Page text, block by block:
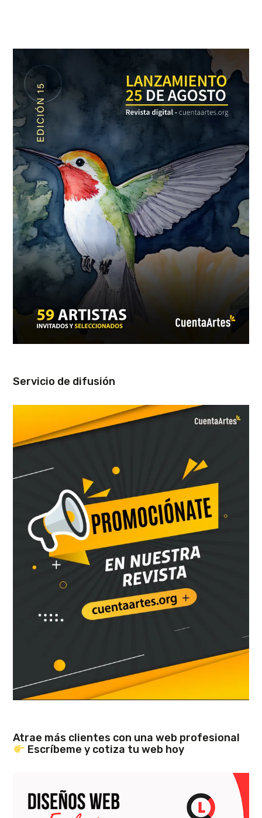
Servicio de difusión
Atrae más clientes con una web profesional
Escríbeme y cotiza tu web hoy